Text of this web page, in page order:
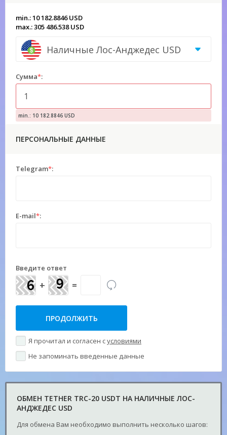
min.: 10 182.8846 USD
max.: 305 486.538 USD
Наличные Лос-Анджедес USD
Сумма*:
min.: 10 182.8846 USD
ПЕРСОНАЛЬНЫЕ ДАННЫЕ
Telegram*:
E-mail*:
Введите ответ
+ =
Я прочитал и согласен сусловиями
Не запоминать введенные данные
ОБМЕН TETHER TRC-20 USDT НА НАЛИЧНЫЕ ЛОС-
АНДЖЕДЕС USD
Для обмена Вам необходимо выполнить несколько шагов: